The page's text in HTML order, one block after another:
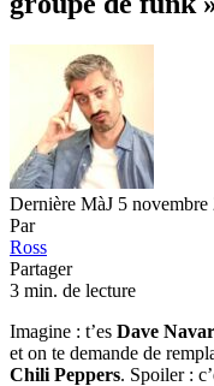
Dernière MàJ 5
Par
Ross
Partager
3 min. de lecture
Imagine : t’es Dave
et on te demande de
Chili Peppers. Spoiler :